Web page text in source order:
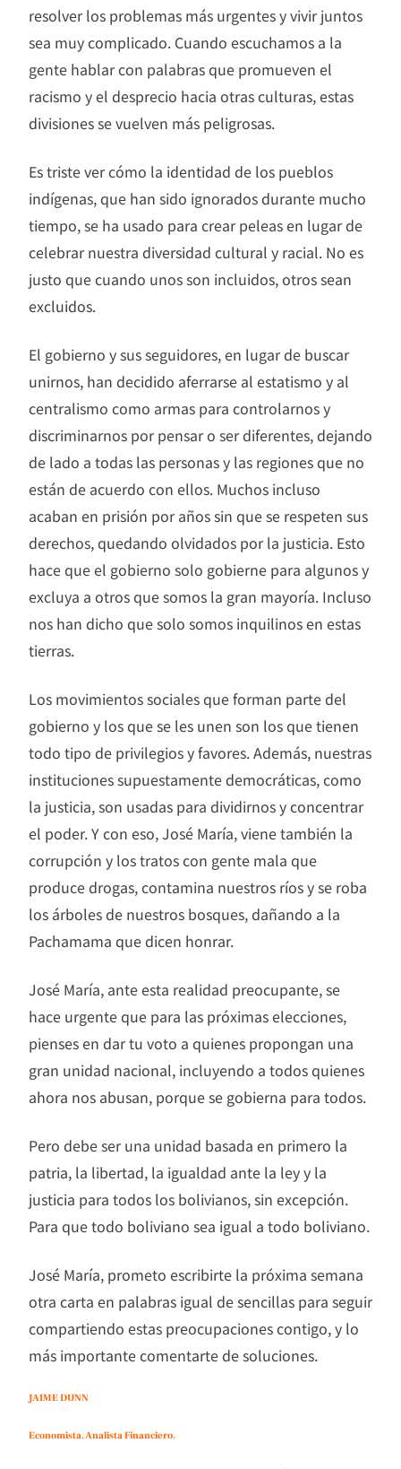
resolver los problemas más urgentes y vivir juntos
sea muy complicado. Cuando escuchamos a la
gente hablar con palabras que promueven el
racismo y el desprecio hacia otras culturas, estas
divisiones se vuelven más peligrosas.
Es triste ver cómo la identidad de los pueblos
indígenas, que han sido ignorados durante mucho
tiempo, se ha usado para crear peleas en lugar de
celebrar nuestra diversidad cultural y racial. No es
justo que cuando unos son incluidos, otros sean
excluidos.
El gobierno y sus seguidores, en lugar de buscar
unirnos, han decidido aferrarse al estatismo y al
centralismo como armas para controlarnos y
discriminarnos por pensar o ser diferentes, dejando
de lado a todas las personas y las regiones que no
están de acuerdo con ellos. Muchos incluso
acaban en prisión por años sin que se respeten sus
derechos, quedando olvidados por la justicia. Esto
hace que el gobierno solo gobierne para algunos y
excluya a otros que somos la gran mayoría. Incluso
nos han dicho que solo somos inquilinos en estas
tierras.
Los movimientos sociales que forman parte del
gobierno y los que se les unen son los que tienen
todo tipo de privilegios y favores. Además, nuestras
instituciones supuestamente democráticas, como
la justicia, son usadas para dividirnos y concentrar
el poder. Y con eso, José María, viene también la
corrupción y los tratos con gente mala que
produce drogas, contamina nuestros ríos y se roba
los árboles de nuestros bosques, dañando a la
Pachamama que dicen honrar.
José María, ante esta realidad preocupante, se
hace urgente que para las próximas elecciones,
pienses en dar tu voto a quienes propongan una
gran unidad nacional, incluyendo a todos quienes
ahora nos abusan, porque se gobierna para todos.
Pero debe ser una unidad basada en primero la
patria, la libertad, la igualdad ante la ley y la
justicia para todos los bolivianos, sin excepción.
Para que todo boliviano sea igual a todo boliviano.
José María, prometo escribirte la próxima semana
otra carta en palabras igual de sencillas para seguir
compartiendo estas preocupaciones contigo, y lo
más importante comentarte de soluciones.
JAIME DUNN
Economista. Analista Financiero.